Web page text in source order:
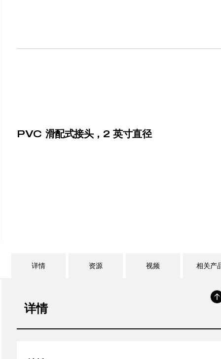
PVC 滑配式接头，2 英寸直径
详情 资源 视频 相关产
详情